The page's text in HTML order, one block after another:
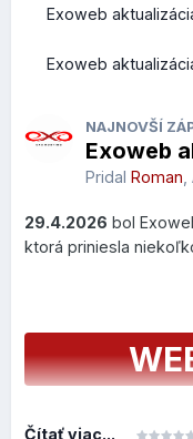
Roundcube Webmail
V zozname správ
ktoré sa zobrazí po
otvorenia emailu.
rýchlejšie
pohodlnejšia
presun do koša
Exoweb
Exoweb
NAJNOVŠÍ
Exoweb
Pridal Roman
29.4.2026 bol
ktorá priniesla
Čítať viac...